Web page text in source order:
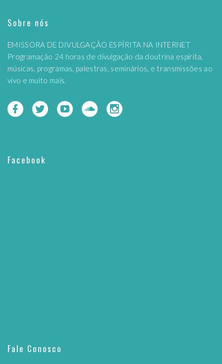
Sobre nós
EMISSORA DE DIVULGAÇÃO ESPÍRITA NA INTERNET
Programação 24 horas de divulgação da doutrina espírita,
músicas, programas, palestras, seminários, e transmissões ao
vivo e muito mais.
Facebook
Fale Conosco